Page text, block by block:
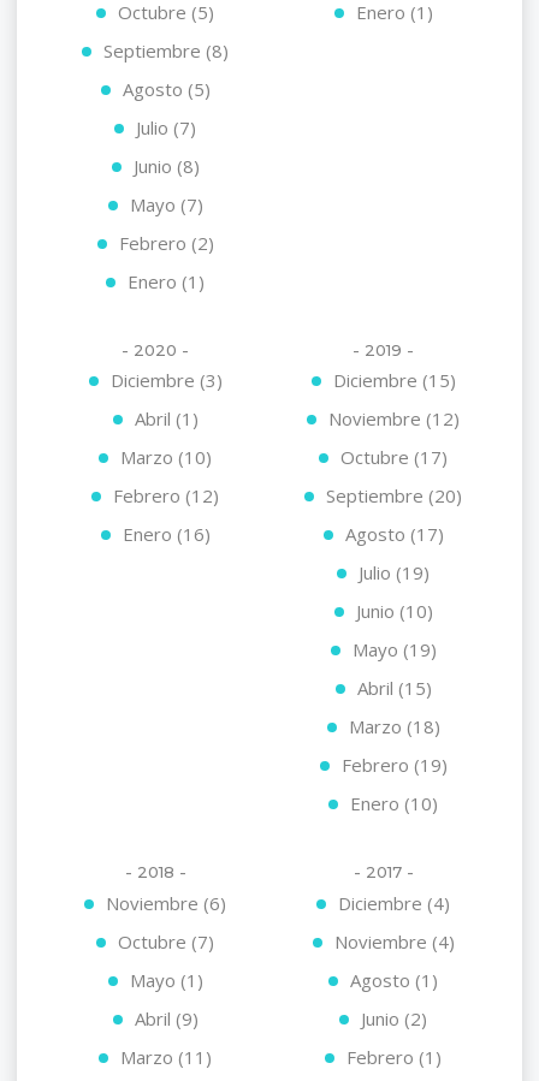
Octubre (5)
Septiembre (8)
Agosto (5)
Julio (7)
Junio (8)
Mayo (7)
Febrero (2)
Enero (1)
Enero (1)
- 2020 -
Diciembre (3)
Abril (1)
Marzo (10)
Febrero (12)
Enero (16)
- 2019 -
Diciembre (15)
Noviembre (12)
Octubre (17)
Septiembre (20)
Agosto (17)
Julio (19)
Junio (10)
Mayo (19)
Abril (15)
Marzo (18)
Febrero (19)
Enero (10)
- 2018 -
Noviembre (6)
Octubre (7)
Mayo (1)
Abril (9)
Marzo (11)
- 2017 -
Diciembre (4)
Noviembre (4)
Agosto (1)
Junio (2)
Febrero (1)